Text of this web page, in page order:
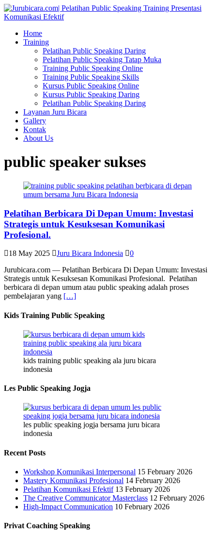
Home
Training
Pelatihan Public Speaking Daring
Pelatihan Public Speaking Tatap Muka
Training Public Speaking Online
Training Public Speaking Skills
Kursus Public Speaking Online
Kursus Public Speaking Daring
Pelatihan Public Speaking Daring
Layanan Juru Bicara
Gallery
Kontak
About Us
public speaker sukses
Pelatihan Berbicara Di Depan Umum: Investasi
Strategis untuk Kesuksesan Komunikasi
Profesional.
18 May 2025 Juru Bicara Indonesia
0
Jurubicara.com — Pelatihan Berbicara Di Depan Umum: Investasi
Strategis untuk Kesuksesan Komunikasi Profesional. Pelatihan
berbicara di depan umum atau public speaking adalah proses
pembelajaran yang […]
Kids Training Public Speaking
kids training public speaking ala juru bicara
indonesia
Les Public Speaking Jogja
les public speaking jogja bersama juru bicara
indonesia
Recent Posts
Workshop Komunikasi Interpersonal 15 February 2026
Mastery Komunikasi Profesional 14 February 2026
Pelatihan Komunikasi Efektif 13 February 2026
The Creative Communicator Masterclass 12 February 2026
High-Impact Communication 10 February 2026
Privat Coaching Speaking